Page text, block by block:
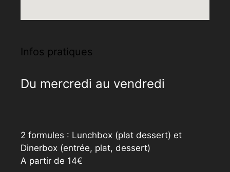
Infos pratiques
Du mercredi au vendredi
2 formules : Lunchbox (plat dessert) et
Dinerbox (entrée, plat, dessert)
A partir de 14€